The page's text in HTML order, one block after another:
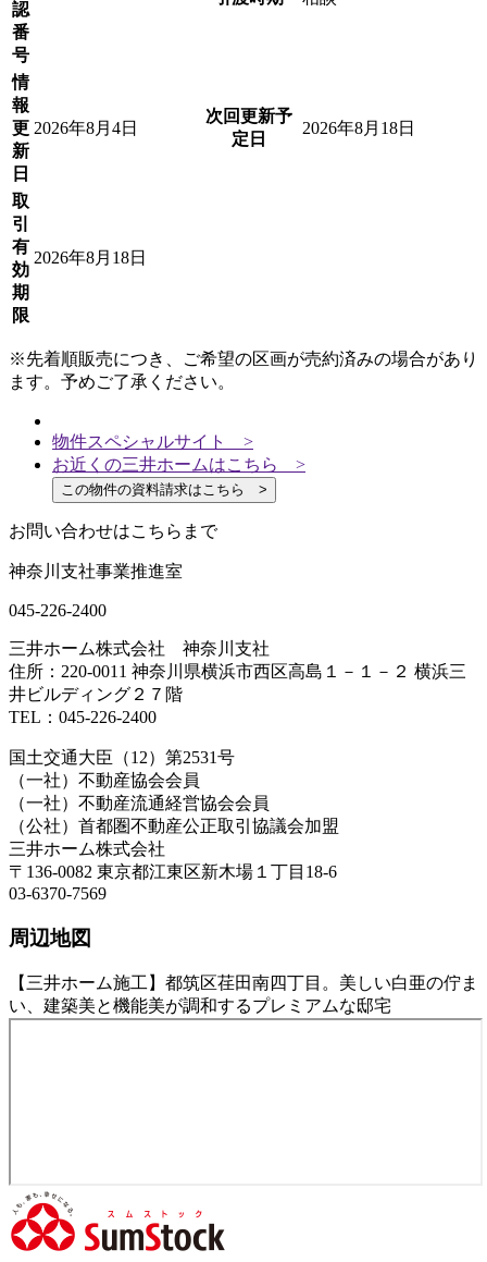
認
番
号
情
報
更
新
日
2026年8月4日
次回更新予
定日
2026年8月18日
取
引
有
効
期
限
2026年8月18日
※先着順販売につき、ご希望の区画が売約済みの場合があり
ます。予めご了承ください。
物件スペシャルサイト >
お近くの三井ホームはこちら >
この物件の資料請求はこちら >
お問い合わせはこちらまで
神奈川支社事業推進室
045-226-2400
三井ホーム株式会社 神奈川支社
住所：220-0011 神奈川県横浜市西区高島１－１－２ 横浜三
井ビルディング２７階
TEL：045-226-2400
国土交通大臣（12）第2531号
（一社）不動産協会会員
（一社）不動産流通経営協会会員
（公社）首都圏不動産公正取引協議会加盟
三井ホーム株式会社
〒136-0082 東京都江東区新木場１丁目18-6
03-6370-7569
周辺地図
【三井ホーム施工】都筑区荏田南四丁目。美しい白亜の佇ま
い、建築美と機能美が調和するプレミアムな邸宅